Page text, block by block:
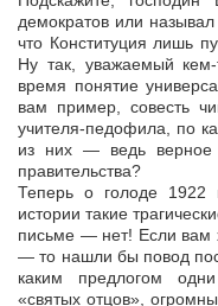
демократов или
что Конституция лишь
Ну так, уважаемый
время понятие
вам пример, совесть
учителя-педофила, по
из них — ведь
правительства?
Теперь о голоде
истории такие
письме — нет! Если вам
— то нашли бы повод
каким предлогом
«святых отцов»,